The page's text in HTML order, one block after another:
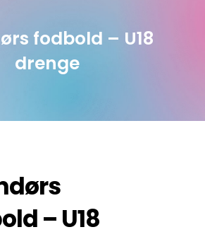
fodbold – U18
drenge
– U18